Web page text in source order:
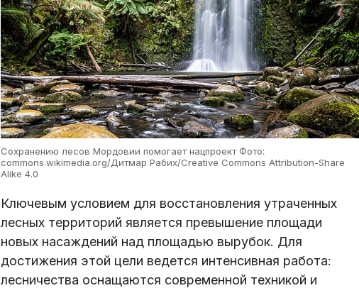
Сохранению лесов Мордовии помогает нацпроект Фото:
commons.wikimedia.org/Дитмар Рабих/Creative Commons Attribution-Share
Alike 4.0
Ключевым условием для восстановления утраченных
лесных территорий является превышение площади
новых насаждений над площадью вырубок. Для
достижения этой цели ведется интенсивная работа:
лесничества оснащаются современной техникой и